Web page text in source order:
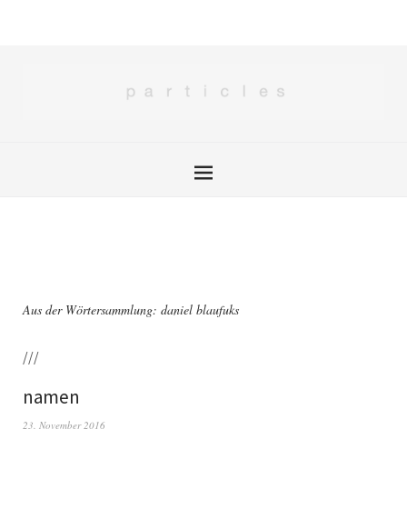
Aus der Wörtersammlung: daniel blaufuks
///
namen
23. November 2016